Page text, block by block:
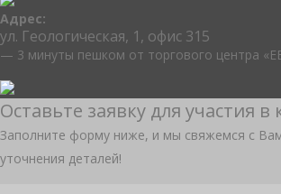
Адрес:
ул. Геологическая, 1, офис 315
— 3 минуты пешком от торгового центра
Оставьте заявку для участия в
Заполните форму ниже, и мы свяжемся с
уточнения деталей!